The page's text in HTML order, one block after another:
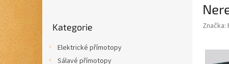
kategorie
Kategorie
Elektrické přímotopy
Sálavé přímotopy
Značka: